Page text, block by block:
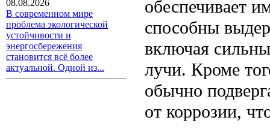
08.08.2026
В современном мире
проблема экологической
устойчивости и
энергосбережения
становится всё более
актуальной. Одной из...
обеспечивает
способны
включая
лучи. Кроме
обычно
от коррозии,